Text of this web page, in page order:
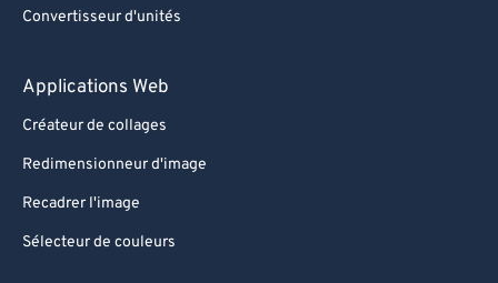
Convertisseur d'unités
Applications Web
Créateur de collages
Redimensionneur d'image
Recadrer l'image
Sélecteur de couleurs